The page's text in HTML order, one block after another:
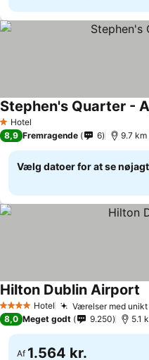
1 Stjerner
Hotel
Stephen's Quarter -
8,9 Fremragende 6 9.7
Vælg datoer for at se
4 StjernerHotel Værelser med unikt
Hilton Dublin Airport
8,0 Meget godt 9.250 5.1
Af 1.564 kr.